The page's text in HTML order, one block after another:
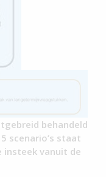
behandeld
scenario’s staat
insteek vanuit de